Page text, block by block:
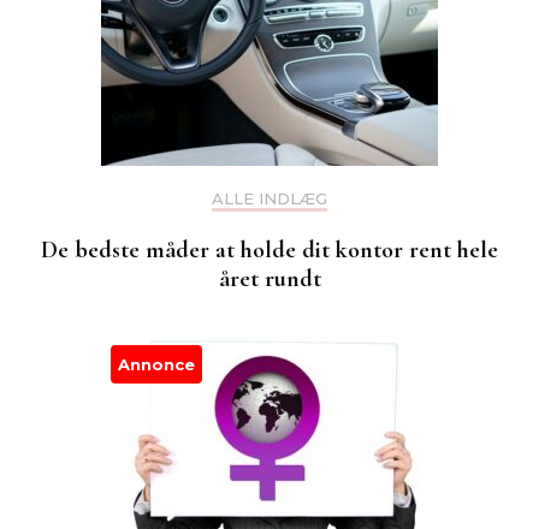
ALLE INDLÆG
De bedste måder at holde dit kontor rent hele
året rundt
Annonce